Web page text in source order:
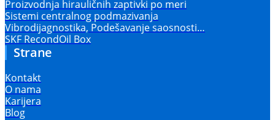
Proizvodnja hirauličnih zaptivki po meri
Sistemi centralnog podmazivanja
Vibrodijagnostika, Podešavanje saosnosti…
SKF RecondOil Box
Strane
Kontakt
O nama
Karijera
Blog